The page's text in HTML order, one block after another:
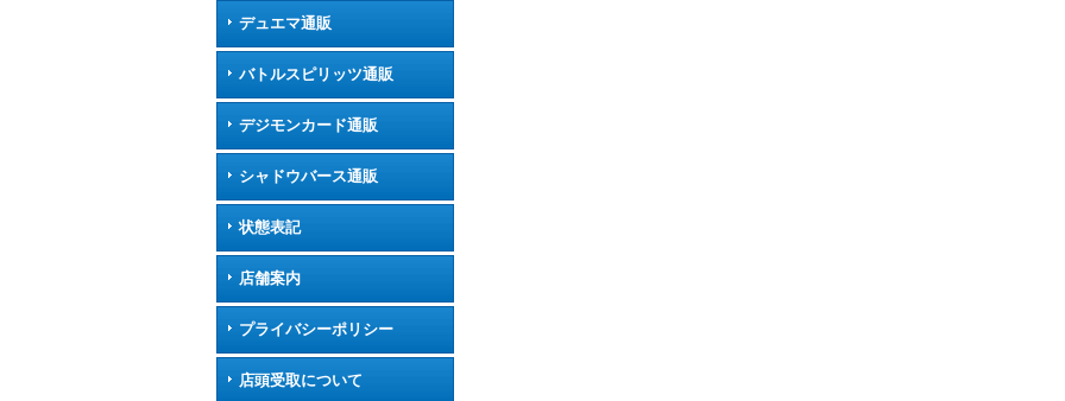
デュエマ通販
バトルスピリッツ通販
デジモンカード通販
シャドウバース通販
状態表記
店舗案内
プライバシーポリシー
店頭受取について